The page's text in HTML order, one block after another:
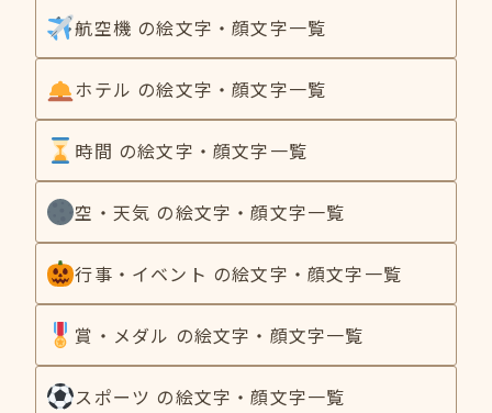
航空機 の絵文字・顔文字一覧
ホテル の絵文字・顔文字一覧
時間 の絵文字・顔文字一覧
空・天気 の絵文字・顔文字一覧
行事・イベント の絵文字・顔文字一覧
賞・メダル の絵文字・顔文字一覧
スポーツ の絵文字・顔文字一覧